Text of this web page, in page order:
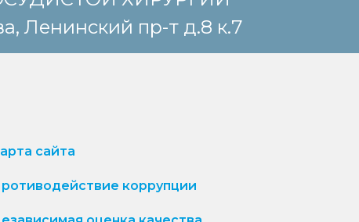
Ленинский пр-т д.8 к.7
сайта
коррупции